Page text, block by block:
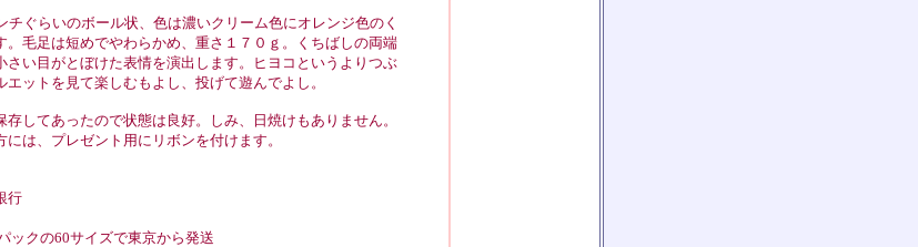
チぐらいのボール状、色は濃いクリーム色にオレンジ色のく
。毛足は短めでやわらかめ、重さ１７０ｇ。くちばしの両端
さい目がとぼけた表情を演出します。ヒヨコというよりつぶ
エットを見て楽しむもよし、投げて遊んでよし。
存してあったので状態は良好。しみ、日焼けもありません。
には、プレゼント用にリボンを付けます。
行
ックの60サイズで東京から発送